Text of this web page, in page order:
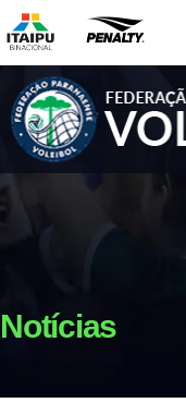
Notícias